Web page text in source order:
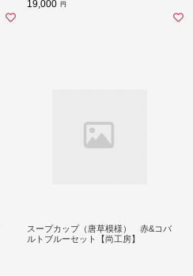
19,000 円
スープカップ（唐草模様） 赤&コバ
ルトブルーセット【尚工房】